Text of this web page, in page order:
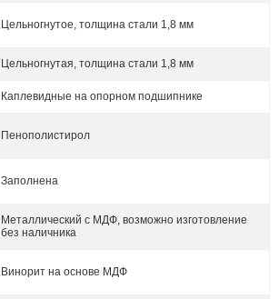
Цельногнутое, толщина стали 1,8 мм
Цельногнутая, толщина стали 1,8 мм
Каплевидные на опорном подшипнике
Пенополистирол
Заполнена
Металлический с МДФ, возможно изготовление
без наличника
Винорит на основе МДФ